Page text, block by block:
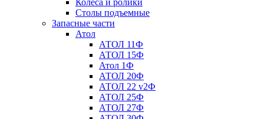
Колеса и ролики
Столы подъемные
Запасные части
Атол
АТОЛ 11Ф
АТОЛ 15Ф
Атол 1Ф
АТОЛ 20Ф
АТОЛ 22 v2Ф
АТОЛ 25Ф
АТОЛ 27Ф